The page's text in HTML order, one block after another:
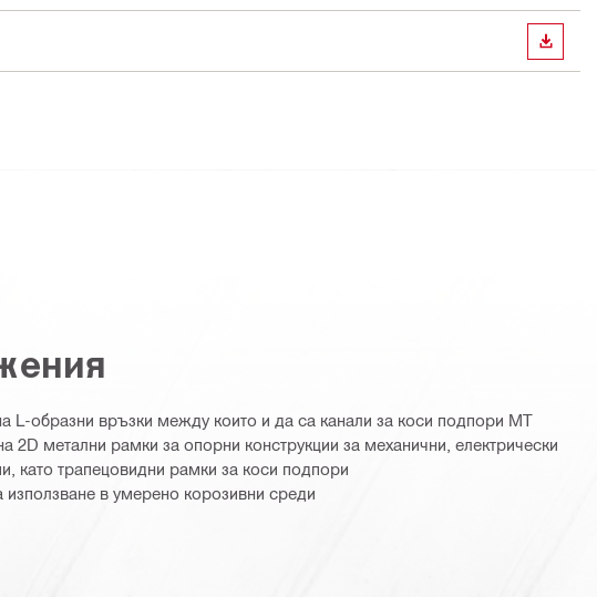
L-образни връзки между които и да са канали за коси подпори MT
2D метални рамки за опорни конструкции за механични, електрически
като трапецовидни рамки за коси подпори
в умерено корозивни среди